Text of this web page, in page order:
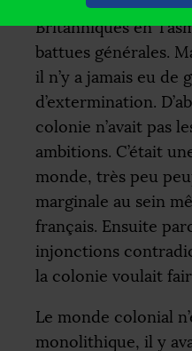
Britanniques en
battues générales.
il n’y a jamais eu de
d’extermination.
colonie n’avait pas
ambitions. C’était
monde, très peu
marginale au sein
français. Ensuite
injonctions
la colonie voulait
Le monde colonial
monolithique, il y